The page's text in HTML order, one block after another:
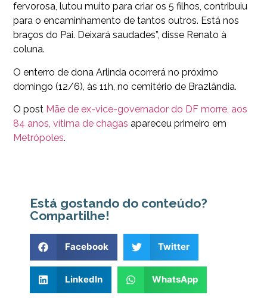
fervorosa, lutou muito para criar os 5 filhos, contribuiu
para o encaminhamento de tantos outros. Está nos
braços do Pai. Deixará saudades”, disse Renato à
coluna.
O enterro de dona Arlinda ocorrerá no próximo
domingo (12/6), às 11h, no cemitério de Brazlândia.
O post Mãe de ex-vice-governador do DF morre, aos
84 anos, vítima de chagas apareceu primeiro em
Metrópoles.
Está gostando do conteúdo?
Compartilhe!
Facebook Twitter
LinkedIn WhatsApp